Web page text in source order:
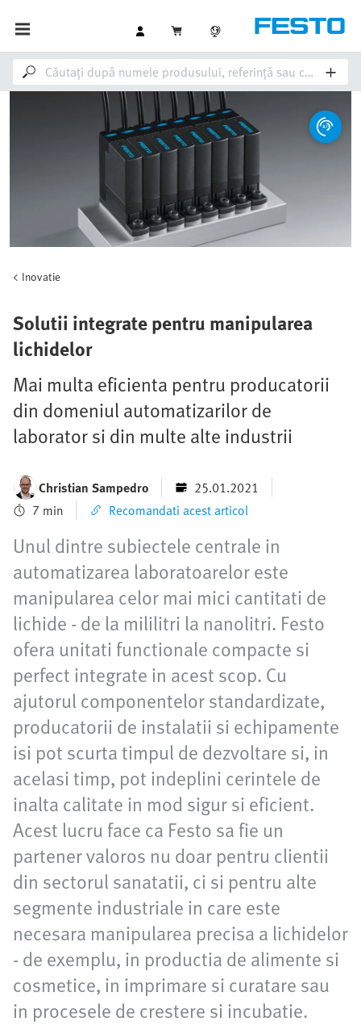
Inovatie
Solutii integrate pentru manipularea
lichidelor
Mai multa eficienta pentru producatorii
din domeniul automatizarilor de
laborator si din multe alte industrii
Christian Sampedro
25.01.2021
7 min
Recomandati acest articol
Unul dintre subiectele centrale in
automatizarea laboratoarelor este
manipularea celor mai mici cantitati de
lichide - de la mililitri la nanolitri. Festo
ofera unitati functionale compacte si
perfect integrate in acest scop. Cu
ajutorul componentelor standardizate,
producatorii de instalatii si echipamente
isi pot scurta timpul de dezvoltare si, in
acelasi timp, pot indeplini cerintele de
inalta calitate in mod sigur si eficient.
Acest lucru face ca Festo sa fie un
partener valoros nu doar pentru clientii
din sectorul sanatatii, ci si pentru alte
segmente industriale in care este
necesara manipularea precisa a lichidelor
- de exemplu, in productia de alimente si
cosmetice, in imprimare si curatare sau
in procesele de crestere si incubatie.